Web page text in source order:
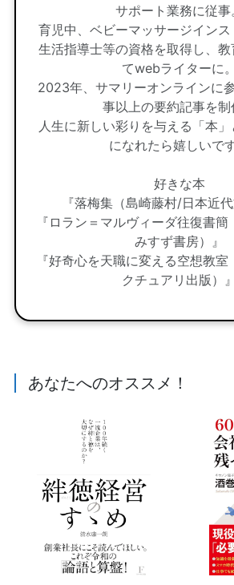
サポート業務に従事
育児中、ベビーマッサージイン
生活指導士等の資格を取得し、
てwebライターに。
2023年、サマリーオンラインに
事以上の要約記事を制
人生に新しい彩りを与える「本
になれたら嬉しいです
好きな本
『落梅集（島崎藤村/日本近代
『ロラン＝マルヴィーダ往復書
みすず書房）』
『好奇心を天職に変える空想教
クチュアリ出版）』
あなたへのオススメ！